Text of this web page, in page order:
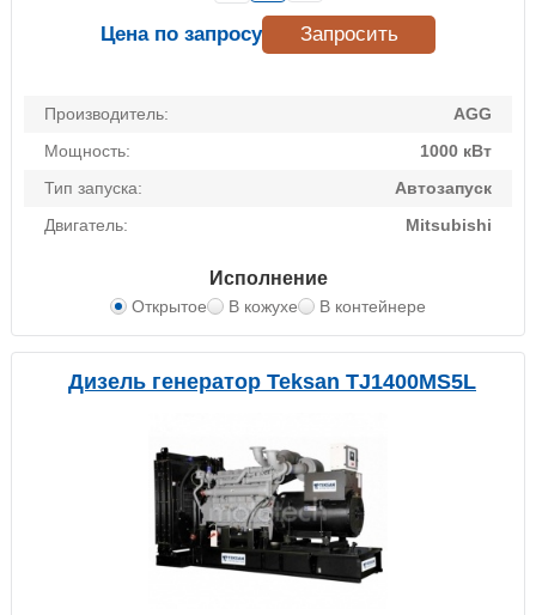
Производитель:
AGG
Мощность:
1000 кВт
Тип запуска:
Автозапуск
Двигатель:
Mitsubishi
Исполнение
Открытое В кожухе В контейнере
Цена по запросу Запросить
Дизель генератор Teksan TJ1400MS5L